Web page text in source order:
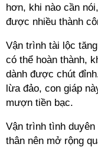
hơn, khi nào cần
được nhiều thành
Vận trình tài lộc
có thể hoàn thành,
dành được chút
lừa đảo, con giáp
mượn tiền bạc.
Vận trình tình
thân nên mở rộng